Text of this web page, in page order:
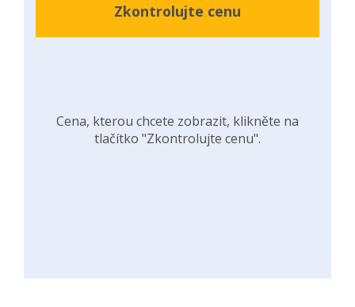
Zkontrolujte cenu
Cena, kterou chcete zobrazit, klikněte na
tlačítko "Zkontrolujte cenu".